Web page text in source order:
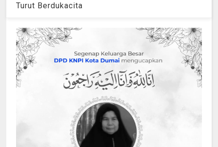
Turut Berdukacita